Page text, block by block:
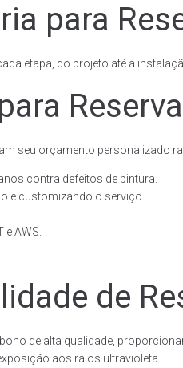
para
etapa, do projeto até a
seu orçamento personalizado
contra defeitos de pintura.
e customizando o serviço.
AWS.
de
de alta qualidade,
aos raios ultravioleta.